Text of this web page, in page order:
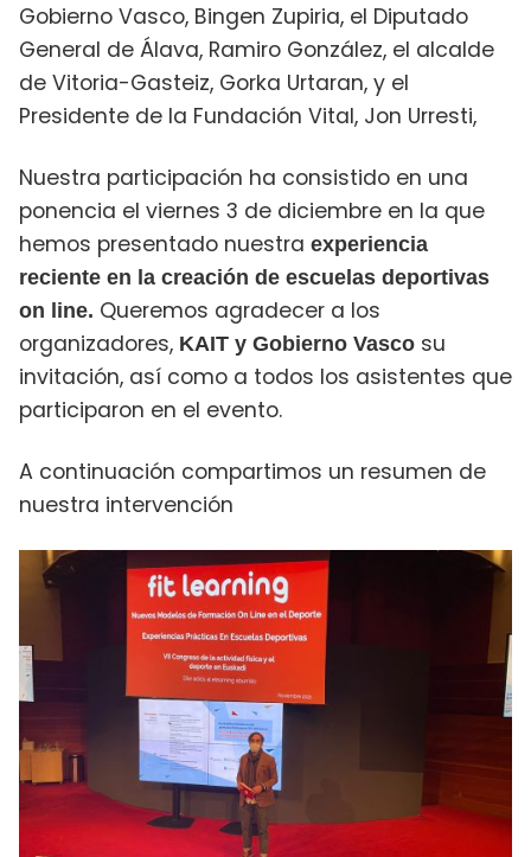
Gobierno Vasco, Bingen Zupiria, el Diputado
General de Álava, Ramiro González, el alcalde
de Vitoria-Gasteiz, Gorka Urtaran, y el
Presidente de la Fundación Vital, Jon Urresti,
Nuestra participación ha consistido en una
ponencia el viernes 3 de diciembre en la que
hemos presentado nuestra experiencia
reciente en la creación de escuelas deportivas
on line. Queremos agradecer a los
organizadores, KAIT y Gobierno Vasco su
invitación, así como a todos los asistentes que
participaron en el evento.
A continuación compartimos un resumen de
nuestra intervención